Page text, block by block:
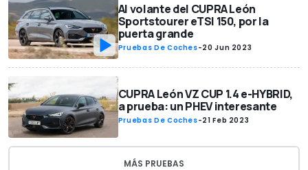
Al volante del CUPRA León
Sportstourer eTSI 150, por la
puerta grande
Pruebas De Coches-20 Jun 2023
CUPRA León VZ CUP 1.4 e-HYBRID,
a prueba: un PHEV interesante
Pruebas De Coches-21 Feb 2023
MÁS PRUEBAS